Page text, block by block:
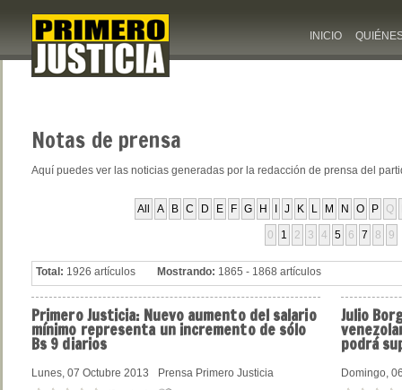
INICIO
Notas de prensa
Aquí puedes ver las noticias generadas por la redacción de prensa del
All A B C D E F G H J K L M N O P Q
0 1 2 3 4 5 6 7 8 9
Total: 1926 artículos Mostrando: 1865 - 1868 artículos
PrimeroJusticia: Nuevo aumento del salario
mínimo representa un incremento de sólo
Bs 9 diarios
Lunes, 07 Octubre 2013
Prensa Primero Justicia
Julio
podrá
Domingo,